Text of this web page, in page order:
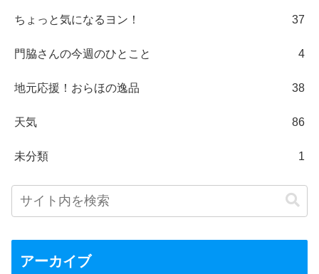
ちょっと気になるヨン！ 37
門脇さんの今週のひとこと 4
地元応援！おらほの逸品 38
天気 86
未分類 1
アーカイブ